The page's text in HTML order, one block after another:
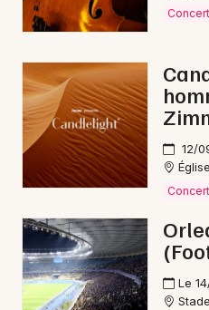
Choisir mes départements
Mon email
12/
Le